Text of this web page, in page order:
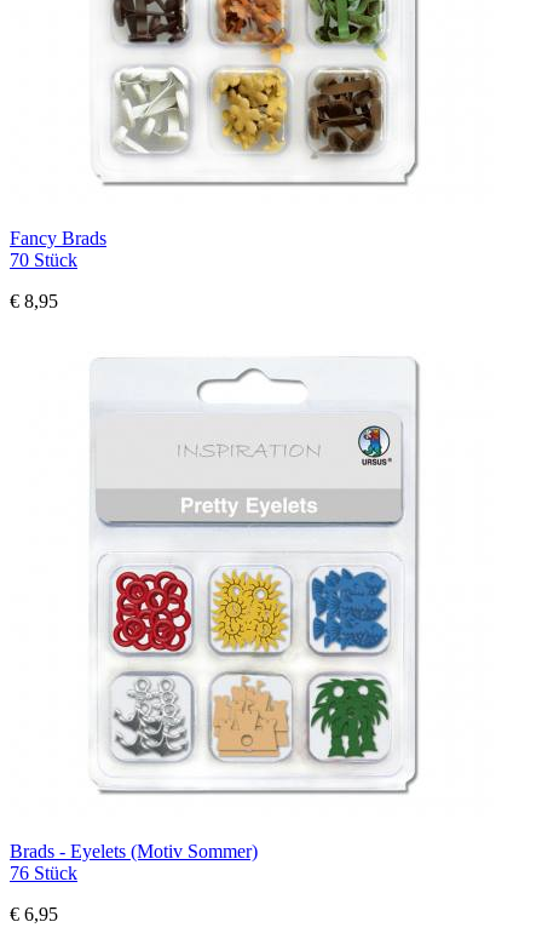
Fancy Brads
70 Stück
€ 8,95
Brads - Eyelets (Motiv Sommer)
76 Stück
€ 6,95